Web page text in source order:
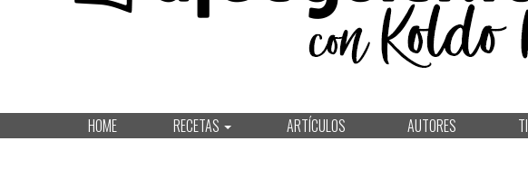
HOME RECETAS ARTÍCULOS AUTORES